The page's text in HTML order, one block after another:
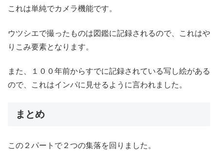
これは単純でカメラ機能です。
ウツシエで撮ったものは図鑑に記録されるので、これはや
りこみ要素となります。
また、１００年前からすでに記録されている写し絵がある
ので、これはインパに見せるように言われました。
まとめ
この２パートで２つの集落を回りました。